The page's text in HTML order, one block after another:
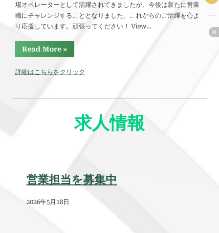
場オペレーターとして活躍されてきましたが、今後は新たに営業
職にチャレンジすることとなりました。これからのご活躍を心よ
り応援しています。頑張ってください！ View…
Read More“
江
さ
ん
業
»
詳細はこちらをクリック
求人情報
営業担当を募集中
2026年5月18日